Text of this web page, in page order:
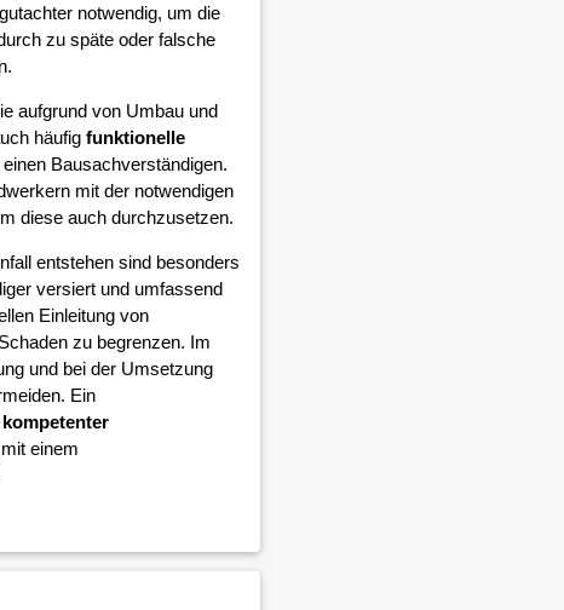
notwendig, um die
zu späte oder falsche
aufgrund von Umbau und
häufig funktionelle
Bausachverständigen.
mit der notwendigen
diese auch durchzusetzen.
entstehen sind besonders
versiert und umfassend
Einleitung von
zu begrenzen. Im
und bei der Umsetzung
Ein
kompetenter
einem